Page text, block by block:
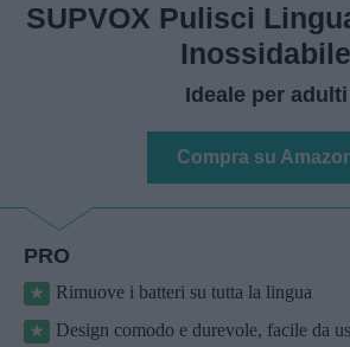
SUPVOX Pulisci
Inossidabile
Ideale per adulti
Compra su
PRO
Rimuove i batteri su tutta la lingua
Design comodo e durevole, facile da